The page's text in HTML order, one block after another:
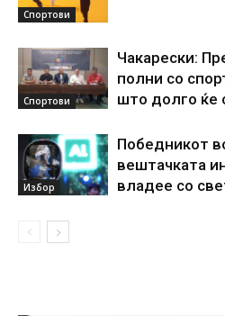
Спортови
Спортови
Чакарески:
полни со
што долго ќе
Избор
Победникот
вештачката
владее со